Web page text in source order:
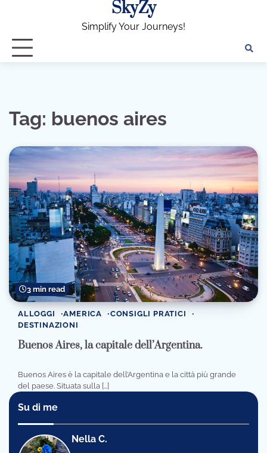
SkyZy
Simplify Your Journeys!
Tag: buenos aires
3 min read
ALLOGGI AMERICA
CONSIGLI PRATICI
DESTINAZIONI
Buenos Aires, la capitale dell’Argentina.
Buenos Aires è la capitale dell’Argentina e la città più grande
del paese. Situata sulla […]
Su di me
Nella C.